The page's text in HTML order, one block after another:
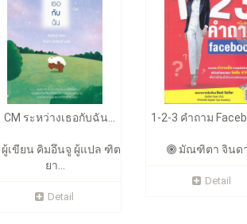
CM ระหว่างเธอกับฉัน...
เขียน คิมอึนจู ผู้แปล ฑิต
ยา...
Detail
1-2-3 คำถาม
มัณฑิตา จินดา
Detail